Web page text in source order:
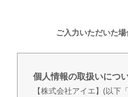
ご入力いただいた
個人情報の取扱いにつ
【株式会社アイエ】(以